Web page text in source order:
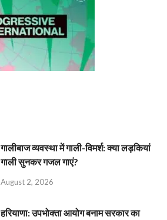
गालीबाज व्‍यवस्‍था में गाली-विमर्श: क्या लड़कियां
गाली सुनकर गजल गाएं?
August 2, 2026
हरियाणा: उपभोक्ता आयोग बनाम सरकार का